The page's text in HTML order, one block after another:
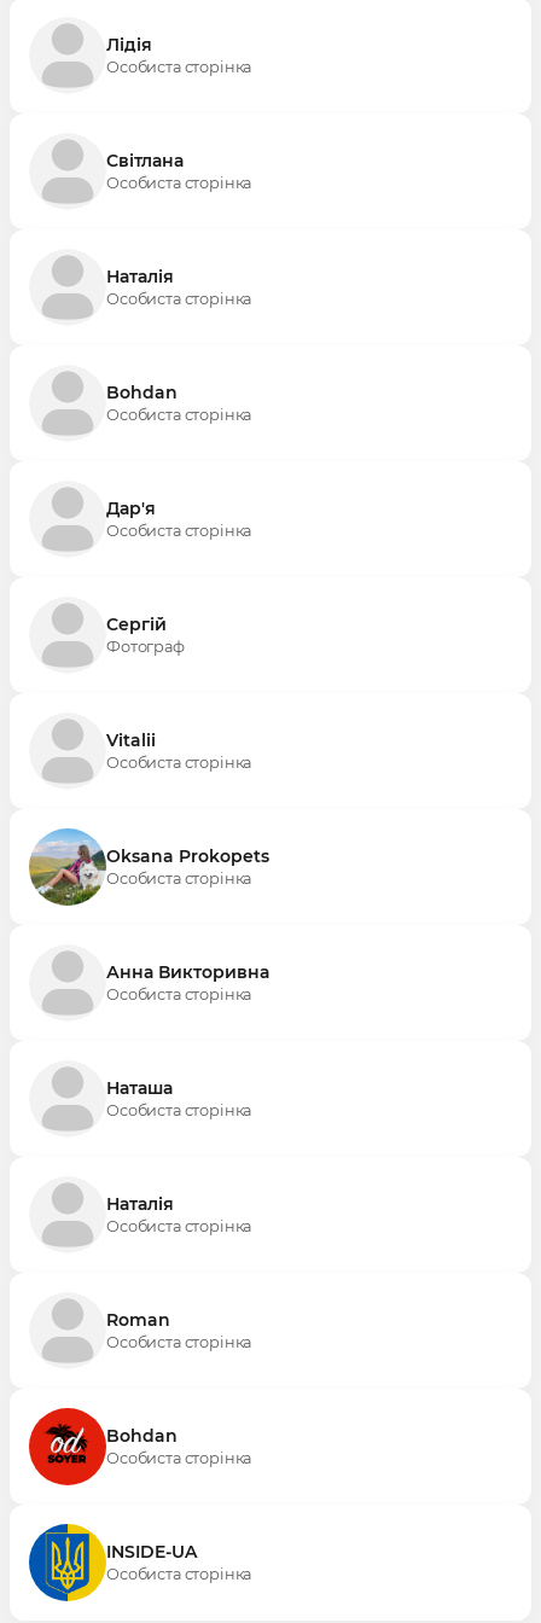
Лідія
Особиста сторінка
Світлана
Особиста сторінка
Наталія
Особиста сторінка
Bohdan
Особиста сторінка
Дар'я
Особиста сторінка
Сергій
Фотограф
Vitalii
Особиста сторінка
Oksana Prokopets
Особиста сторінка
Анна Викторивна
Особиста сторінка
Наташа
Особиста сторінка
Наталія
Особиста сторінка
Roman
Особиста сторінка
Bohdan
Особиста сторінка
INSIDE-UA
Особиста сторінка